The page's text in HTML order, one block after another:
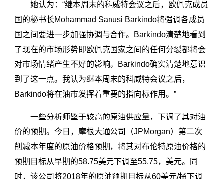
她认为：“继本周末的科威特会议之后，欧佩克成员
国的秘书长Mohammad Sanusi Barkindo将强调各成员
国之间要进一步加强协调与合作。Barkindo清楚地看到
了现在的市场形势即欧佩克国家之间的任何分裂都将会
对市场情绪产生不好的影响。Barkindo确实清楚地意识
到了这一点。我认为继本周末的科威特会议之后，
Barkindo将在油市发挥着重要的指向标作用。”
一些分析师鉴于较高的原油供应量，下调了其对油
价的预期。今日，摩根大通公司（JPMorgan）第二次
削减本年度的原油价格预期，将其对布伦特原油价格的
预期目标从早期的58.75美元下调至55.75，美元。同
时，该公司将2018年的原油预期目标从60美元/桶下调